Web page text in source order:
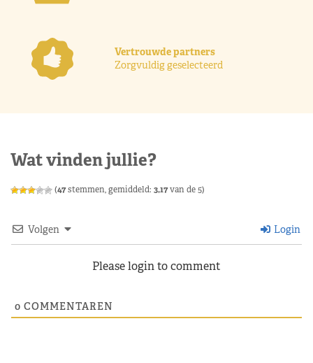
Vertrouwde partners
Zorgvuldig geselecteerd
Wat vinden jullie?
(47stemmen, gemiddeld: 3,17van de 5)
Volgen Login
Please login to comment
0 COMMENTAREN